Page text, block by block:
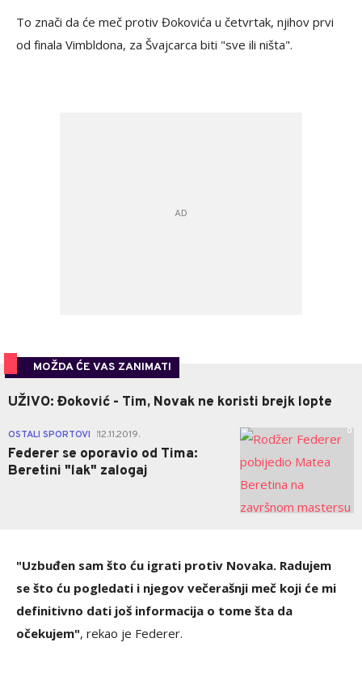
To znači da će meč protiv Đokovića u četvrtak, njihov prvi
od finala Vimbldona, za Švajcarca biti "sve ili ništa".
MOŽDA ĆE VAS ZANIMATI
UŽIVO: Đoković - Tim, Novak ne koristi brejk lopte
OSTALI SPORTOVI 12.11.2019.
Federer se oporavio od Tima:
Beretini "lak" zalogaj
0
"Uzbuđen sam što ću igrati protiv Novaka. Radujem
se što ću pogledati i njegov večerašnji meč koji će mi
definitivno dati još informacija o tome šta da
očekujem", rekao je Federer.